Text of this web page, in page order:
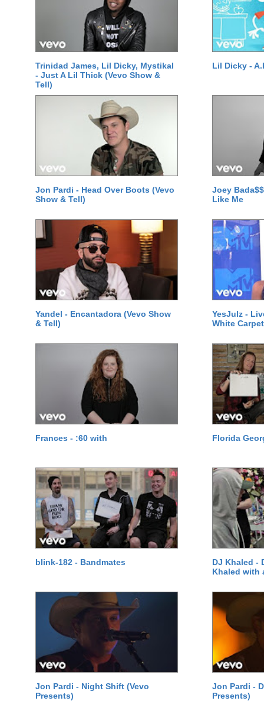
Trinidad James, Lil Dicky, Mystikal
- Just A Lil Thick (Vevo Show &
Tell)
Lil Dicky -
Jon Pardi - Head Over Boots (Vevo
Show & Tell)
Joey
Like Me
Yandel - Encantadora (Vevo Show
& Tell)
YesJulz -
White Carpet
Frances - :60 with Florida
blink-182 - Bandmates
DJ Khaled -
Khaled with
Jon Pardi - Night Shift (Vevo
Presents)
Jon Pardi -
Presents)